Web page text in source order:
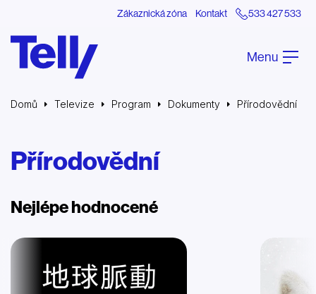
Zákaznická zóna Kontakt 533 427 533
Menu
Domů Televize Program Dokumenty Přírodovědní
Přírodovědní
Nejlépe hodnocené